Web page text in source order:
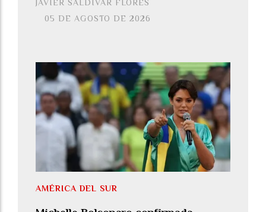
JAVIER SALDÍVAR FLORES
05 DE AGOSTO DE 2026
AMÉRICA DEL SUR